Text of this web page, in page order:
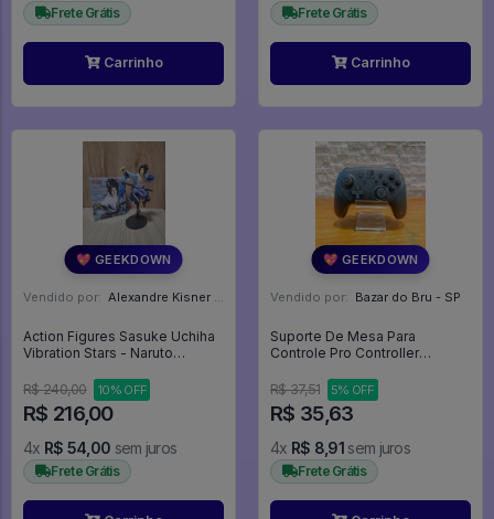
Frete Grátis
Carrinho
Frete Grátis
Carrinho
💖 GEEKDOWN
Vendido por: Alexandre Kisner - PR
Action Figures Sasuke Uchiha
Vibration Stars - Naruto
R$ 240,00
10% OFF
R$ 216,00
4x R$ 54,00 sem juros
Frete Grátis
💖 GEEKDOWN
Vendido por: Bazar do Bru - SP
Suporte De Mesa Para
Controle Pro Controller
R$ 37,51
5% OFF
R$ 35,63
4x R$ 8,91 sem juros
Frete Grátis